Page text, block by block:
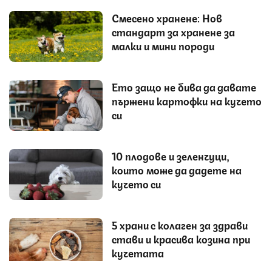
Смесено хранене: Нов
стандарт за хранене за
малки и мини породи
Ето защо не бива да давате
пържени картофки на кучето
си
10 плодове и зеленчуци,
които може да дадете на
кучето си
5 храни с колаген за здрави
стави и красива козина при
кучетата